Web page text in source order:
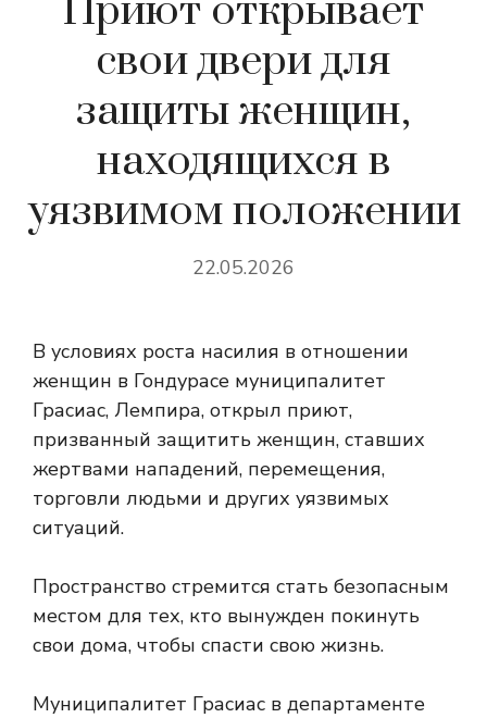
Приют открывает
свои двери для
защиты женщин,
находящихся в
уязвимом положении
22.05.2026
В условиях роста насилия в отношении
женщин в Гондурасе муниципалитет
Грасиас, Лемпира, открыл приют,
призванный защитить женщин, ставших
жертвами нападений, перемещения,
торговли людьми и других уязвимых
ситуаций.
Пространство стремится стать безопасным
местом для тех, кто вынужден покинуть
свои дома, чтобы спасти свою жизнь.
Муниципалитет Грасиас в департаменте